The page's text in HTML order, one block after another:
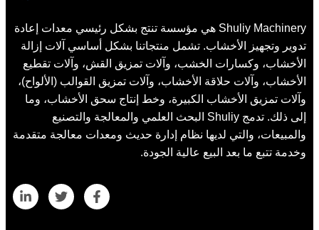
Shuliy Machinery هي مؤسسة تنتج بشكل رئيسي معدات إعادة
تدوير وتجهيز الأخشاب. تشمل منتجاتنا بشكل أساسي آلات إزالة
الأخشاب، وكسارات الخشب، وآلات تمزيق القش، وآلات تقطيع
الأخشاب، وآلات حلاقة الأخشاب، وآلات تمزيق القوالب (الألواح)،
وآلات تمزيق الأخشاب الكبيرة، وخط إنتاج سحق الأخشاب، وما
إلى ذلك. تدمج Shuliy البحث العلمي والمعالجة والتصنيع
والمبيعات، والتي لديها نظام إدارة حديث ومعدات معالجة متقدمة
وخدمة تتبع ما بعد البيع عالية الجودة.